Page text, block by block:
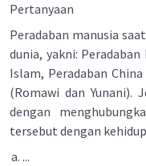
Pertanyaan
Peradaban manusia
dunia, yakni:
Islam, Peradaban
(Romawi dan Yunani).
dengan
tersebut dengan
...